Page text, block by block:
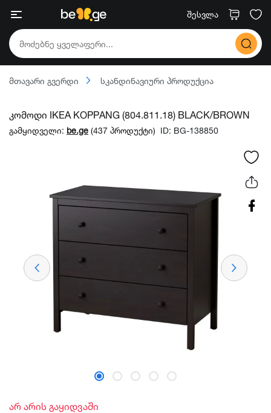
შესვლა
მთავარი გვერდი სკანდინავიური პროდუქცია
კომოდი IKEA KOPPANG (804.811.18) BLACK/BROWN
გამყიდველი: be.ge (437 პროდუქტი) ID: BG-138850
არ არის გაყიდვაში